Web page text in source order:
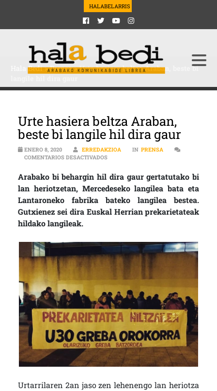
HALABELARRIS
Hala Bedi>Prensa>Urte hasiera beltza Araban, beste bi
Urte hasiera beltza Araban,
beste bi langile hil dira gaur
ENERO 8, 2020 ERREDAKZIOA IN PRENSA
COMENTARIOS DESACTIVADOSEN URTE HASIERA BELTZA ARABAN,
Arabako bi behargin hil dira gaur gertatutako bi
lan heriotzetan, Mercedeseko langilea bata eta
Lantaroneko fabrika bateko langilea bestea.
Gutxienez sei dira Euskal Herrian prekarietateak
hildako langileak.
Urtarrilaren 2an jaso zen lehenengo lan heriotza